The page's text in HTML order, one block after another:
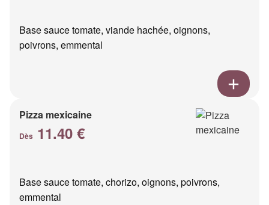
Base sauce tomate, viande hachée, oignons,
poivrons, emmental
Pizza mexicaine
Dès 11.40 €
Base sauce tomate, chorizo, oignons, poivrons,
emmental